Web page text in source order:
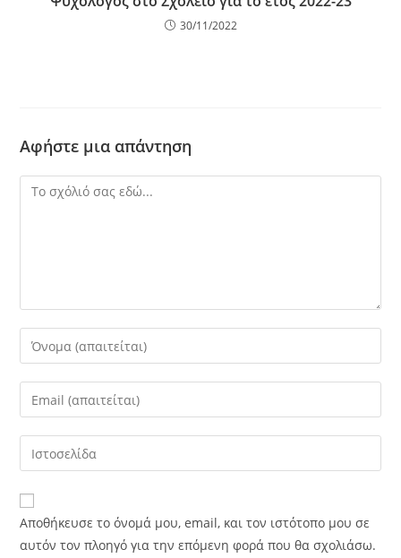
30/11/2022
Αφήστε μια απάντηση
Σχόλιο
Πληκτρολογήστε
το
όνομά
σας
το
όνομα
χρήστη
για
το
Εισάγετε
τη
διεύθυνση
ηλεκτρονικού
σας
σε
σχόλιο
Εισάγετε
το
URL
της
ιστοσελίδα
Αποθήκευσε το όνομά μου, email, και τον ιστότοπο μου σε
αυτόν τον πλοηγό για την επόμενη φορά που θα σχολιάσω.